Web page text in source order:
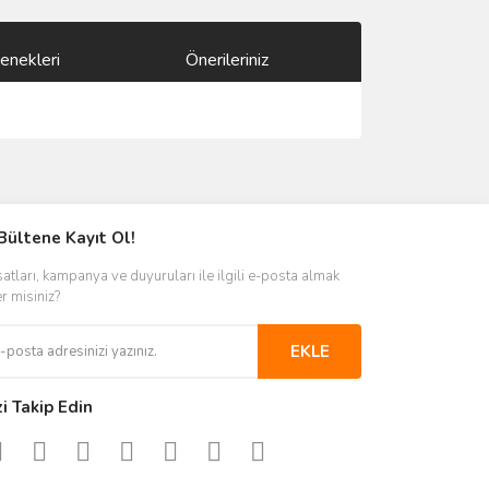
Önerileriniz
Kayıt Ol!
kampanya ve duyuruları ile ilgili e-posta almak
misiniz?
EKLE
Takip Edin